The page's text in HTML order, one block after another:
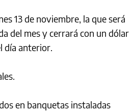
13 de noviembre, la que será
del mes y cerrará con un dólar
día anterior.
en banquetas instaladas